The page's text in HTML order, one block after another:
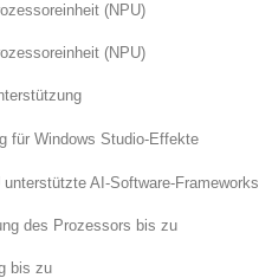
(NPU)
(NPU)
für Windows Studio-Effekte
unterstützte AI-Software-Frameworks
des Prozessors bis zu
bis zu